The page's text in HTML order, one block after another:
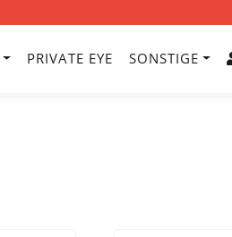
PRIVATE EYE SONSTIGE